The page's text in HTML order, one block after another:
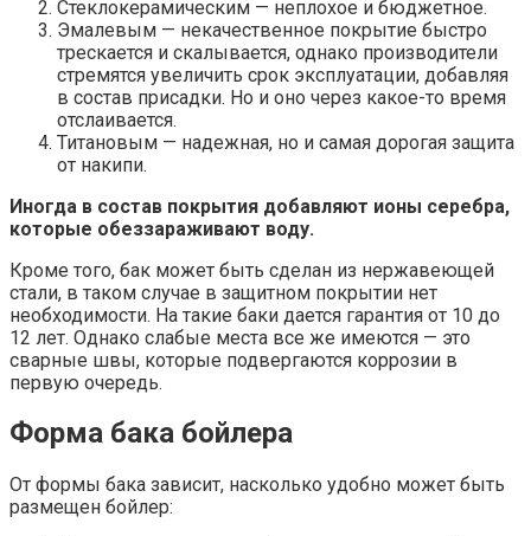
Стеклокерамическим — неплохое и бюджетное.
Эмалевым — некачественное покрытие быстро
трескается и скалывается, однако производители
стремятся увеличить срок эксплуатации, добавляя
в состав присадки. Но и оно через какое-то время
отслаивается.
Титановым — надежная, но и самая дорогая защита
от накипи.
Иногда в состав покрытия добавляют ионы серебра,
которые обеззараживают воду.
Кроме того, бак может быть сделан из нержавеющей
стали, в таком случае в защитном покрытии нет
необходимости. На такие баки дается гарантия от 10 до
12 лет. Однако слабые места все же имеются — это
сварные швы, которые подвергаются коррозии в
первую очередь.
Форма бака бойлера
От формы бака зависит, насколько удобно может быть
размещен бойлер: